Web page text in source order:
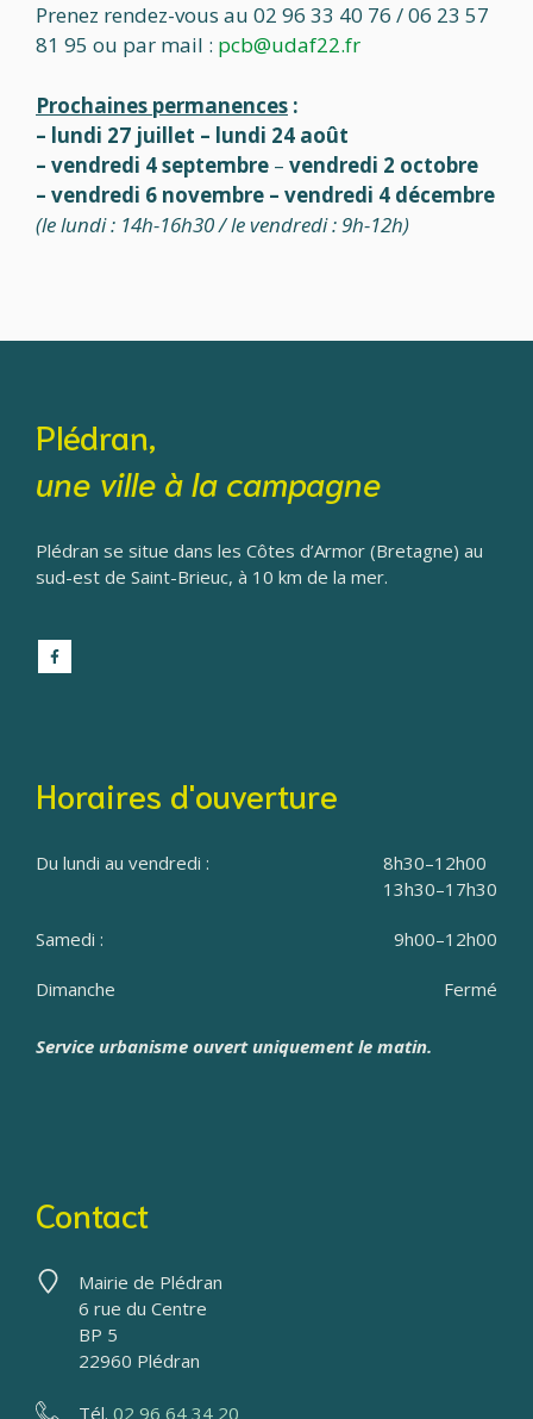
Prenez rendez-vous au 02 96 33 40 76 / 06 23 57
81 95 ou par mail : pcb@udaf22.fr
Prochaines permanences :
– lundi 27 juillet – lundi 24 août
– vendredi 4 septembre – vendredi 2 octobre
– vendredi 6 novembre – vendredi 4 décembre
(le lundi : 14h-16h30 / le vendredi : 9h-12h)
Plédran,
une ville à la campagne
Plédran se situe dans les Côtes d’Armor (Bretagne) au
sud-est de Saint-Brieuc, à 10 km de la mer.
Horaires d'ouverture
Du lundi au vendredi :
8h30–12h00
13h30–17h30
Samedi : 9h00–12h00
Dimanche Fermé
Service urbanisme ouvert uniquement le matin.
Contact
Mairie de Plédran
6 rue du Centre
BP 5
22960 Plédran
Tél. 02 96 64 34 20